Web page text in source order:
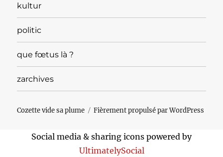
kultur
politic
que fœtus là ?
zarchives
Cozette vide sa plume Fièrement propulsé par WordPress
Social media & sharing icons powered by
UltimatelySocial